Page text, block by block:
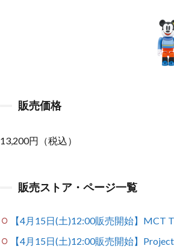
販売価格
13,200円（税込）
販売ストア・ページ一覧
【4月15日(土)12:00販売開始】MCT
【4月15日(土)12:00販売開始】